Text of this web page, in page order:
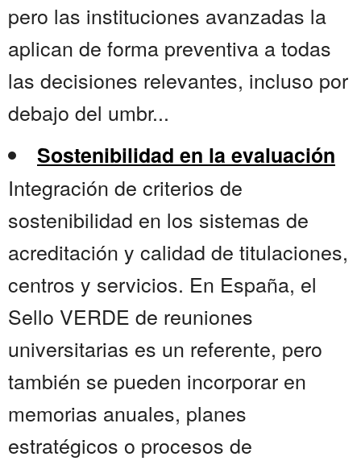
pero las instituciones avanzadas la
aplican de forma preventiva a todas
las decisiones relevantes, incluso por
debajo del umbr...
Sostenibilidad en la evaluación
Integración de criterios de
sostenibilidad en los sistemas de
acreditación y calidad de titulaciones,
centros y servicios. En España, el
Sello VERDE de reuniones
universitarias es un referente, pero
también se pueden incorporar en
memorias anuales, planes
estratégicos o procesos de